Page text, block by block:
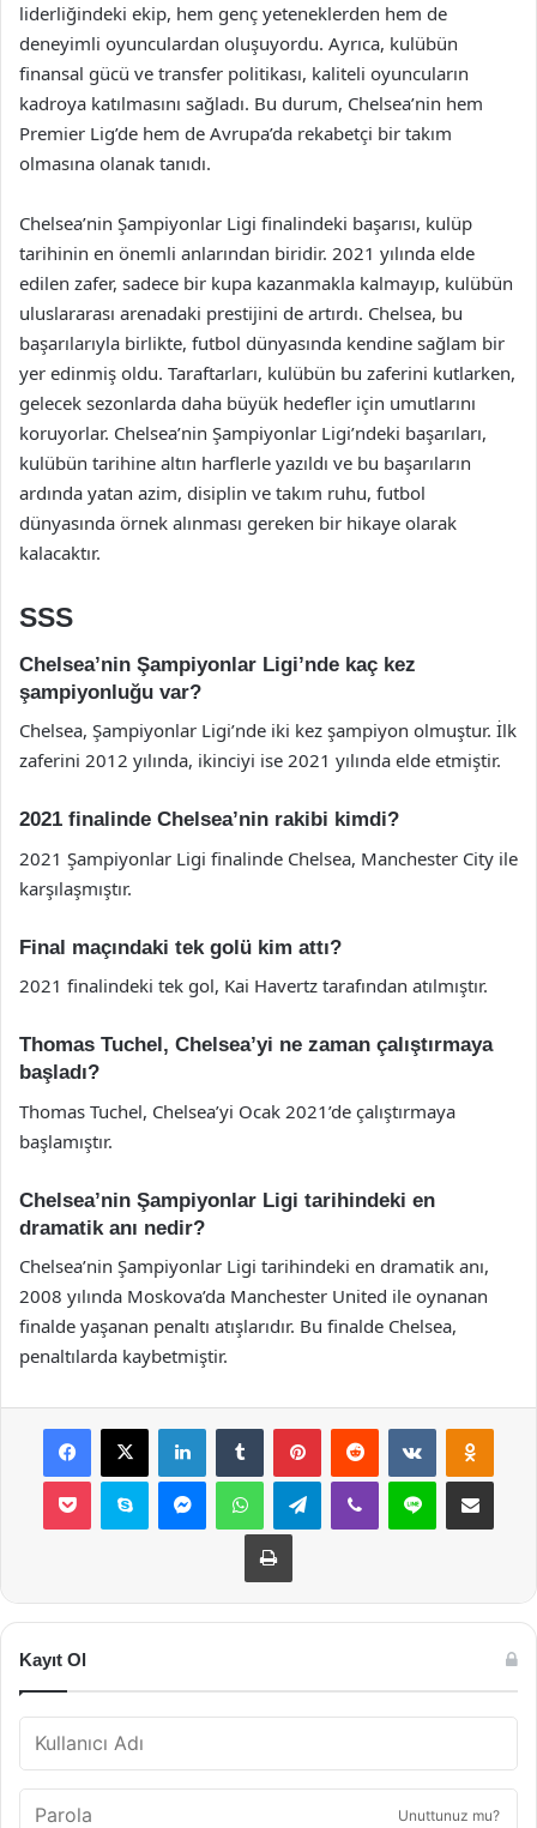
liderliğindeki ekip, hem genç yeteneklerden hem de
deneyimli oyunculardan oluşuyordu. Ayrıca, kulübün
finansal gücü ve transfer politikası, kaliteli oyuncuların
kadroya katılmasını sağladı. Bu durum, Chelsea’nin hem
Premier Lig’de hem de Avrupa’da rekabetçi bir takım
olmasına olanak tanıdı.
Chelsea’nin Şampiyonlar Ligi finalindeki başarısı, kulüp
tarihinin en önemli anlarından biridir. 2021 yılında elde
edilen zafer, sadece bir kupa kazanmakla kalmayıp, kulübün
uluslararası arenadaki prestijini de artırdı. Chelsea, bu
başarılarıyla birlikte, futbol dünyasında kendine sağlam bir
yer edinmiş oldu. Taraftarları, kulübün bu zaferini kutlarken,
gelecek sezonlarda daha büyük hedefler için umutlarını
koruyorlar. Chelsea’nin Şampiyonlar Ligi’ndeki başarıları,
kulübün tarihine altın harflerle yazıldı ve bu başarıların
ardında yatan azim, disiplin ve takım ruhu, futbol
dünyasında örnek alınması gereken bir hikaye olarak
kalacaktır.
SSS
Chelsea’nin Şampiyonlar Ligi’nde kaç kez
şampiyonluğu var?
Chelsea, Şampiyonlar Ligi’nde iki kez şampiyon olmuştur. İlk
zaferini 2012 yılında, ikinciyi ise 2021 yılında elde etmiştir.
2021 finalinde Chelsea’nin rakibi kimdi?
2021 Şampiyonlar Ligi finalinde Chelsea, Manchester City ile
karşılaşmıştır.
Final maçındaki tek golü kim attı?
2021 finalindeki tek gol, Kai Havertz tarafından atılmıştır.
Thomas Tuchel, Chelsea’yi ne zaman çalıştırmaya
başladı?
Thomas Tuchel, Chelsea’yi Ocak 2021’de çalıştırmaya
başlamıştır.
Chelsea’nin Şampiyonlar Ligi tarihindeki en
dramatik anı nedir?
Chelsea’nin Şampiyonlar Ligi tarihindeki en dramatik anı,
2008 yılında Moskova’da Manchester United ile oynanan
finalde yaşanan penaltı atışlarıdır. Bu finalde Chelsea,
penaltılarda kaybetmiştir.
Facebook
X LinkedInTumblr PinterestReddit VKontakte
Pocket Skype MessengerWhatsAppTelegramViber Line E-Posta ile
Yazdır
Kayıt Ol
Unuttunuz mu?